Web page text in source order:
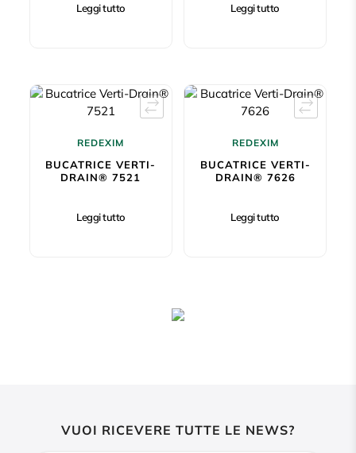
Leggi tutto Leggi tutto
REDEXIM
BUCATRICE VERTI-
DRAIN® 7521
Leggi tutto
REDEXIM
BUCATRICE VERTI-
DRAIN® 7626
Leggi tutto
VUOI RICEVERE TUTTE LE NEWS?